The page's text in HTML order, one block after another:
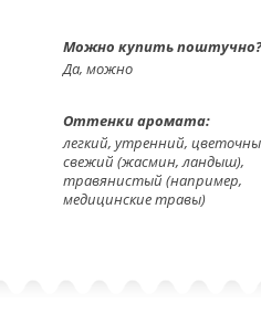
Можно купить
Да, можно
Оттенки аромата:
легкий, утренний,
свежий (жасмин, ландыш),
травянистый (например,
медицинские травы)